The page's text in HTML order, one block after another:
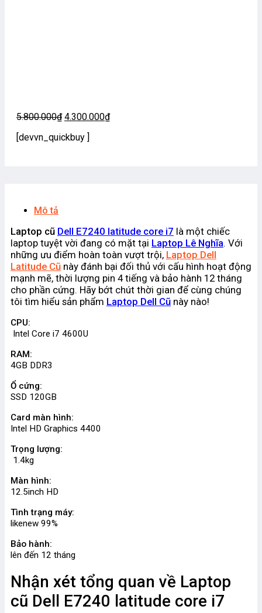
5.800.000₫ Giá
là:
4.300.000₫Giá
[devvn_quickbuy ]
Mô tả
Laptop cũ Dell E7240 latitude core i7 là một chiếc
laptop tuyệt vời đang có mặt tại Laptop Lê Nghĩa. Với
những ưu điểm hoàn toàn vượt trội, Laptop Dell
Latitude Cũ này đánh bại đối thủ với cấu hình hoạt động
mạnh mẽ, thời lượng pin 4 tiếng và bảo hành 12 tháng
cho phần cứng. Hãy bớt chút thời gian để cùng chúng
tôi tìm hiểu sản phẩm Laptop Dell Cũ này nào!
CPU:
Intel Core i7 4600U
RAM:
4GB DDR3
Ổ cứng:
SSD 120GB
Card màn hình:
Intel HD Graphics 4400
Trọng lượng:
1.4kg
Màn hình:
12.5inch HD
Tình trạng máy:
likenew 99%
Bảo hành:
lên đến 12 tháng
Nhận xét tổng quan về Laptop
cũ Dell E7240 latitude core i7